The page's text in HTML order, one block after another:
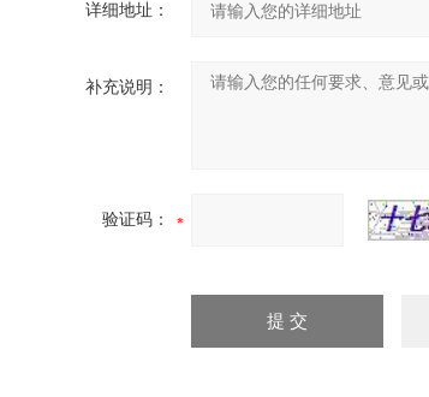
详细地址：
补充说明：
验证码：